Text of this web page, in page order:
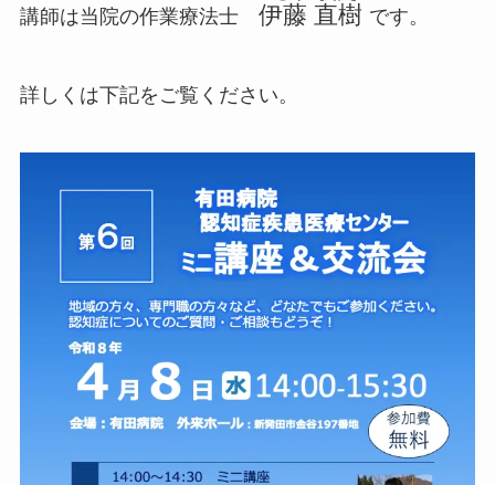
講師は当院の作業療法士 伊藤 直樹 です。
詳しくは下記をご覧ください。